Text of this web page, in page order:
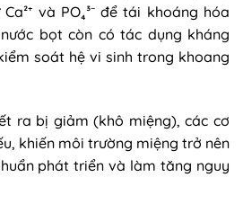
và PO₄³⁻ để tái khoáng hóa
bọt còn có tác dụng kháng
soát hệ vi sinh trong khoang
ra bị giảm (khô miệng), các cơ
khiến môi trường miệng trở nên
phát triển và làm tăng nguy